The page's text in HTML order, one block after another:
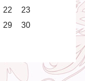
22
23
29
30